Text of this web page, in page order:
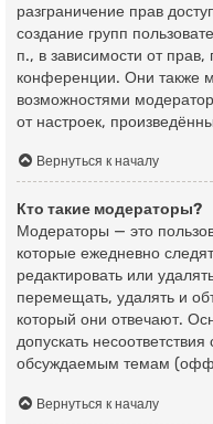
разграничение прав
создание групп
п., в зависимости от
конференции. Они также
возможностями
от настроек,
Вернуться к началу
Кто такие модераторы?
Модераторы — это
которые ежедневно
редактировать или
перемещать, удалять и
который они отвечают.
допускать
обсуждаемым темам
Вернуться к началу